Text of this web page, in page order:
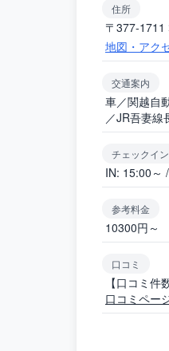
住所
〒377-1711
地図・アク
交通案内
車／関越自
／JR吾妻線
チェックイ
IN: 15:00～
参考料金
10300円～
口コミ
【口コミ件
口コミペー